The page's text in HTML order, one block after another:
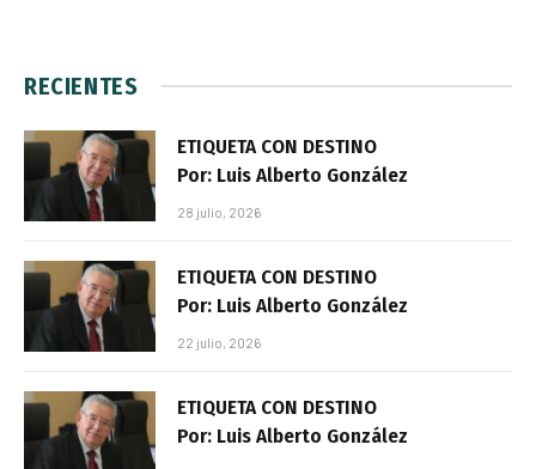
RECIENTES
ETIQUETA CON DESTINO
Por: Luis Alberto González
28 julio, 2026
ETIQUETA CON DESTINO
Por: Luis Alberto González
22 julio, 2026
ETIQUETA CON DESTINO
Por: Luis Alberto González